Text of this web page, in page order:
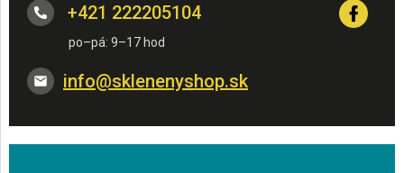
info@sklenenyshop.sk
+421 222205104